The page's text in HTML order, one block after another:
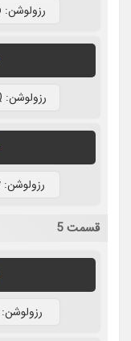
رزولوشن: 1080p
رزولوشن: 1080Q
رزولوشن: Bluray
قسمت 5
رزولوشن: 480p